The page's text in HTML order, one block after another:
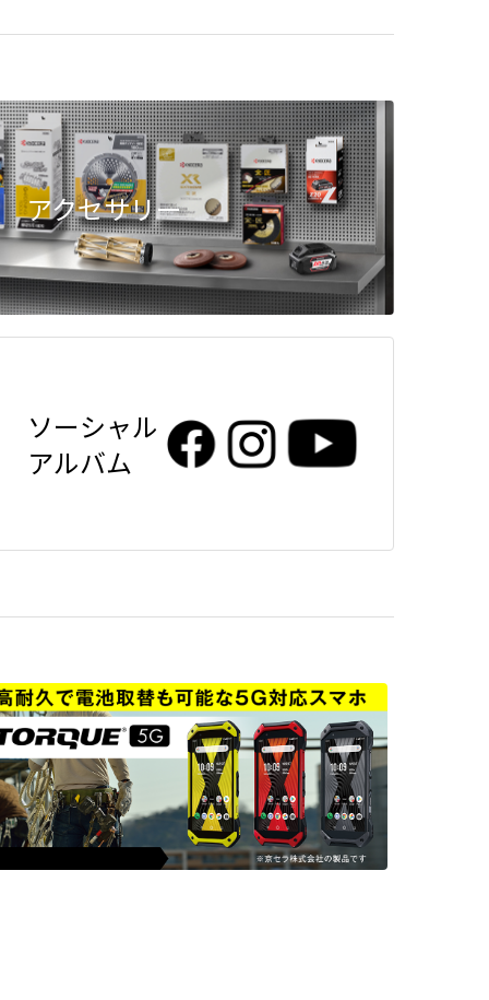
アクセサリー
ソーシャル
アルバム